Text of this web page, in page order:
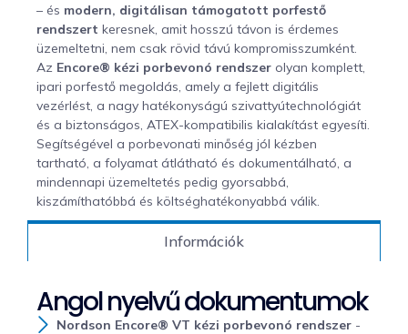
Információk
– és modern, digitálisan támogatott porfestő
rendszert keresnek, amit hosszú távon is érdemes
üzemeltetni, nem csak rövid távú kompromisszumként.
Az Encore® kézi porbevonó rendszer olyan komplett,
ipari porfestő megoldás, amely a fejlett digitális
vezérlést, a nagy hatékonyságú szivattyútechnológiát
és a biztonságos, ATEX-kompatibilis kialakítást egyesíti.
Segítségével a porbevonati minőség jól kézben
tartható, a folyamat átlátható és dokumentálható, a
mindennapi üzemeltetés pedig gyorsabbá,
kiszámíthatóbbá és költséghatékonyabbá válik.
Angol nyelvű dokumentumok
Nordson Encore® VT kézi porbevonó rendszer-